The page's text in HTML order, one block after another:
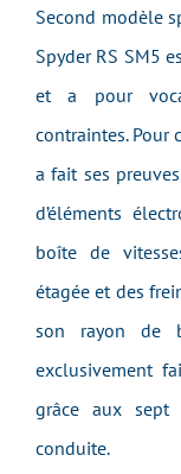
Second modèle
Spyder RS SM5
et a pour
contraintes. Pour
a fait ses
d’éléments
boîte de
étagée et des
son rayon de
exclusivement
grâce aux sept
conduite.